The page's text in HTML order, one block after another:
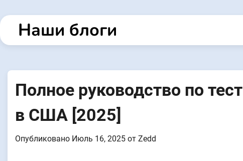
к
содержанию
Наши блоги
Полное руководство по
в США [2025]
Опубликовано Июль 16, 2025 от Zedd